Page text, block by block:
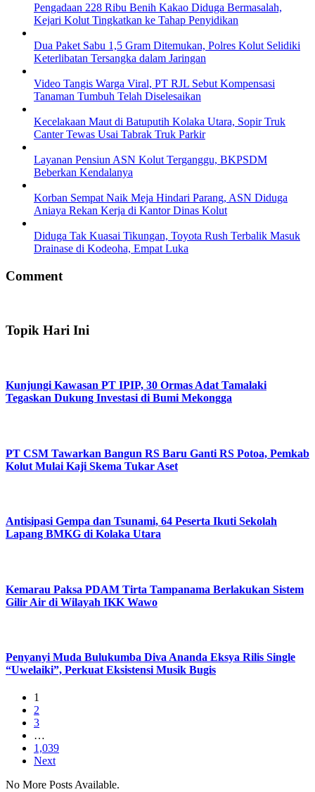
Pengadaan 228 Ribu Benih Kakao Diduga Bermasalah,
Kejari Kolut Tingkatkan ke Tahap Penyidikan
Dua Paket Sabu 1,5 Gram Ditemukan, Polres Kolut Selidiki
Keterlibatan Tersangka dalam Jaringan
Video Tangis Warga Viral, PT RJL Sebut Kompensasi
Tanaman Tumbuh Telah Diselesaikan
Kecelakaan Maut di Batuputih Kolaka Utara, Sopir Truk
Canter Tewas Usai Tabrak Truk Parkir
Layanan Pensiun ASN Kolut Terganggu, BKPSDM
Beberkan Kendalanya
Korban Sempat Naik Meja Hindari Parang, ASN Diduga
Aniaya Rekan Kerja di Kantor Dinas Kolut
Diduga Tak Kuasai Tikungan, Toyota Rush Terbalik Masuk
Drainase di Kodeoha, Empat Luka
Comment
Topik Hari Ini
Kunjungi Kawasan PT IPIP, 30 Ormas Adat Tamalaki
Tegaskan Dukung Investasi di Bumi Mekongga
PT CSM Tawarkan Bangun RS Baru Ganti RS Potoa, Pemkab
Kolut Mulai Kaji Skema Tukar Aset
Antisipasi Gempa dan Tsunami, 64 Peserta Ikuti Sekolah
Lapang BMKG di Kolaka Utara
Kemarau Paksa PDAM Tirta Tampanama Berlakukan Sistem
Gilir Air di Wilayah IKK Wawo
Penyanyi Muda Bulukumba Diva Ananda Eksya Rilis Single
“Uwelaiki”, Perkuat Eksistensi Musik Bugis
1
2
3
…
1,039
Next
No More Posts Available.